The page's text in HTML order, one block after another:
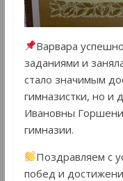
Варвара
заданиями и
стало значимым
гимназистки, но и
Ивановны
гимназии.
Поздравляем с
побед и